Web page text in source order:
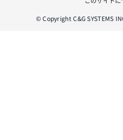
© Copyright C&G SYSTEMS